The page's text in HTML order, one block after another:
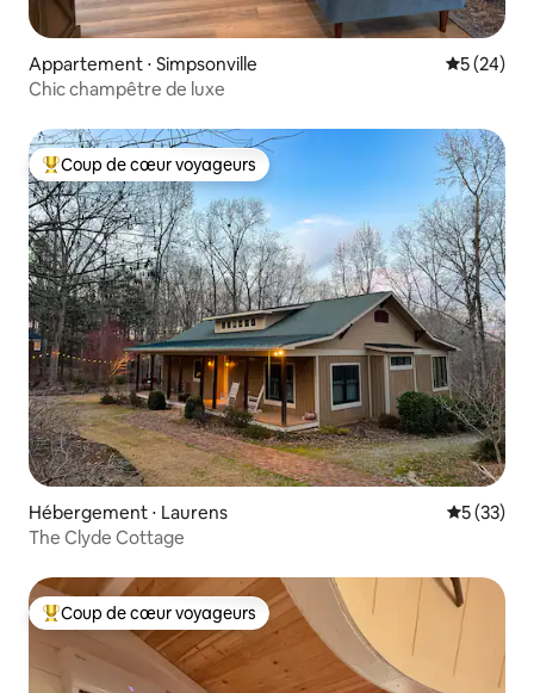
Appartement ⋅ Simpsonville
5 (24)
Chic champêtre de luxe
Coups de cœur voyageurs les plus appréciés
Coup de cœur voyageurs
Hébergement ⋅ Laurens
5 (33)
The Clyde Cottage
Coups de cœur voyageurs les plus appréciés
Coup de cœur voyageurs